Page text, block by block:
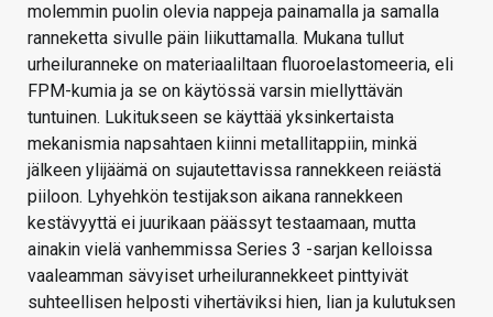
molemmin puolin olevia nappeja painamalla ja samalla
ranneketta sivulle päin liikuttamalla. Mukana tullut
urheiluranneke on materiaaliltaan fluoroelastomeeria, eli
FPM-kumia ja se on käytössä varsin miellyttävän
tuntuinen. Lukitukseen se käyttää yksinkertaista
mekanismia napsahtaen kiinni metallitappiin, minkä
jälkeen ylijäämä on sujautettavissa rannekkeen reiästä
piiloon. Lyhyehkön testijakson aikana rannekkeen
kestävyyttä ei juurikaan päässyt testaamaan, mutta
ainakin vielä vanhemmissa Series 3 -sarjan kelloissa
vaaleamman sävyiset urheilurannekkeet pinttyivät
suhteellisen helposti vihertäviksi hien, lian ja kulutuksen